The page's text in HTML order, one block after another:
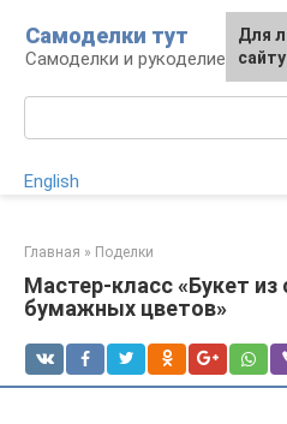
контенту
Самоделки тут
Самоделки и рукоделие для
English
Главная » Поделки
Мастер-класс «Букет из
бумажных цветов»
Для